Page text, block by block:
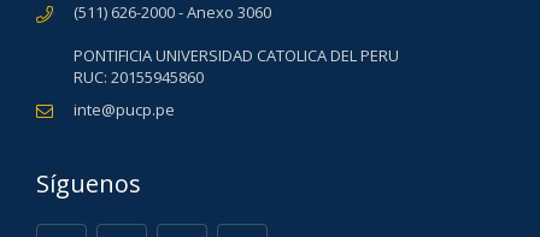
(511) 626-2000 - Anexo 3060
PONTIFICIA UNIVERSIDAD CATOLICA DEL PERU
RUC: 20155945860
inte@pucp.pe
Síguenos